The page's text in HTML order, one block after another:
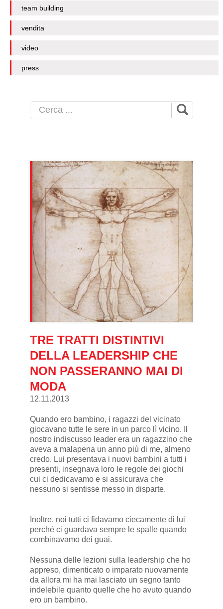
team building
vendita
video
press
TRE TRATTI DISTINTIVI
DELLA LEADERSHIP CHE
NON PASSERANNO MAI DI
MODA
12.11.2013
Quando ero bambino, i ragazzi del vicinato
giocavano tutte le sere in un parco lì vicino. Il
nostro indiscusso leader era un ragazzino che
aveva a malapena un anno più di me, almeno
credo. Lui presentava i nuovi bambini a tutti i
presenti, insegnava loro le regole dei giochi
cui ci dedicavamo e si assicurava che
nessuno si sentisse messo in disparte.
Inoltre, noi tutti ci fidavamo ciecamente di lui
perché ci guardava sempre le spalle quando
combinavamo dei guai.
Nessuna delle lezioni sulla leadership che ho
appreso, dimenticato o imparato nuovamente
da allora mi ha mai lasciato un segno tanto
indelebile quanto quelle che ho avuto quando
ero un bambino.